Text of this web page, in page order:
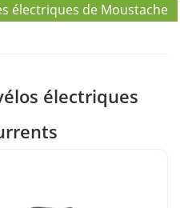
électriques de Moustache
électriques